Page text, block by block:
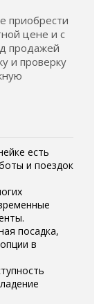
приобрести
цене и с
продажей
и проверку
есть
и поездок
посадка,
в